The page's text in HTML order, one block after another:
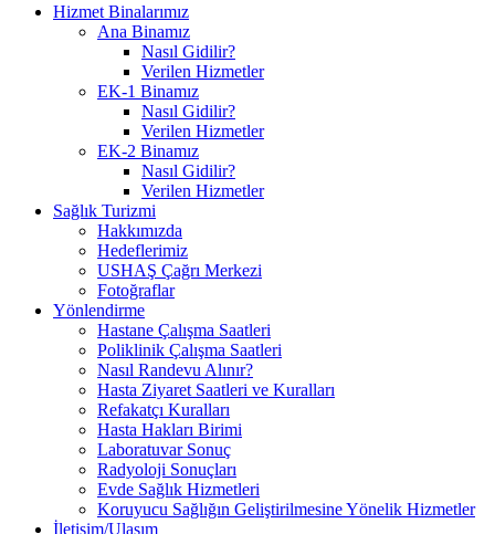
Hizmet Binalarımız
Ana Binamız
Nasıl Gidilir?
Verilen Hizmetler
EK-1 Binamız
Nasıl Gidilir?
Verilen Hizmetler
EK-2 Binamız
Nasıl Gidilir?
Verilen Hizmetler
Sağlık Turizmi
Hakkımızda
Hedeflerimiz
USHAŞ Çağrı Merkezi
Fotoğraflar
Yönlendirme
Hastane Çalışma Saatleri
Poliklinik Çalışma Saatleri
Nasıl Randevu Alınır?
Hasta Ziyaret Saatleri ve Kuralları
Refakatçı Kuralları
Hasta Hakları Birimi
Laboratuvar Sonuç
Radyoloji Sonuçları
Evde Sağlık Hizmetleri
Koruyucu Sağlığın Geliştirilmesine Yönelik Hizmetler
İletişim/Ulaşım